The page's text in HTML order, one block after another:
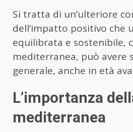
Si tratta di un’ulteriore
dell’impatto positivo che
equilibrata e sostenibile,
mediterranea, può avere
generale, anche in età
L’importanza
mediterranea